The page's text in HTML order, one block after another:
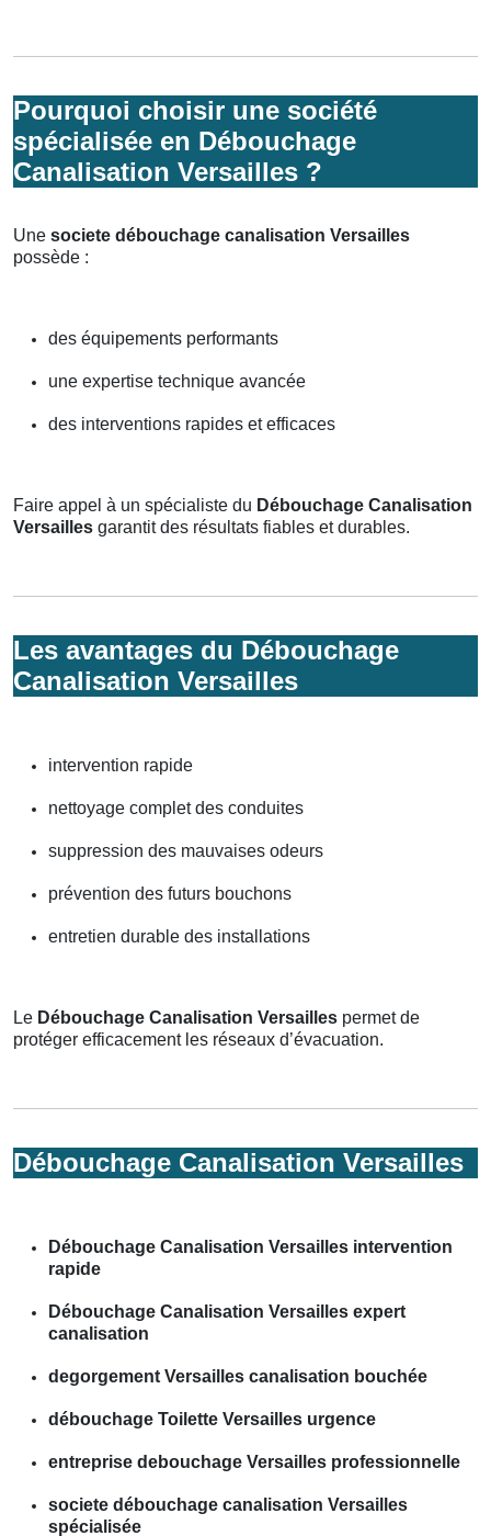
Pourquoi choisir une société
spécialisée en Débouchage
Canalisation Versailles ?
Une societe débouchage canalisation Versailles
possède :
des équipements performants
une expertise technique avancée
des interventions rapides et efficaces
Faire appel à un spécialiste du Débouchage Canalisation
Versailles garantit des résultats fiables et durables.
Les avantages du Débouchage
Canalisation Versailles
intervention rapide
nettoyage complet des conduites
suppression des mauvaises odeurs
prévention des futurs bouchons
entretien durable des installations
Le Débouchage Canalisation Versailles permet de
protéger efficacement les réseaux d’évacuation.
Débouchage Canalisation Versailles
Débouchage Canalisation Versailles intervention
rapide
Débouchage Canalisation Versailles expert
canalisation
degorgement Versailles canalisation bouchée
débouchage Toilette Versailles urgence
entreprise debouchage Versailles professionnelle
societe débouchage canalisation Versailles
spécialisée